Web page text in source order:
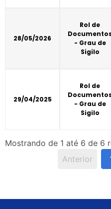
28/05/2026
Rol de
- Grau de
Sigilo
29/04/2025
Rol de
- Grau de
Sigilo
Mostrando de 1 até 6 de 6
Anterior